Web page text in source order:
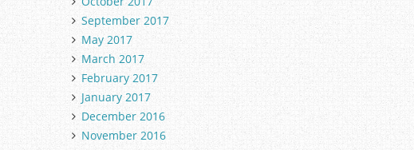
September 2017
May 2017
March 2017
February 2017
January 2017
December 2016
November 2016